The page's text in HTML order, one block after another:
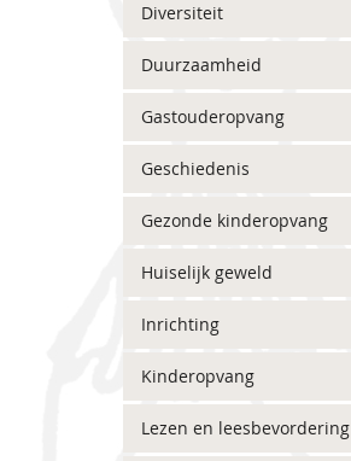
Diversiteit
Duurzaamheid
Gastouderopvang
Geschiedenis
Gezonde kinderopvang
Huiselijk geweld
Inrichting
Kinderopvang
Lezen en leesbevordering